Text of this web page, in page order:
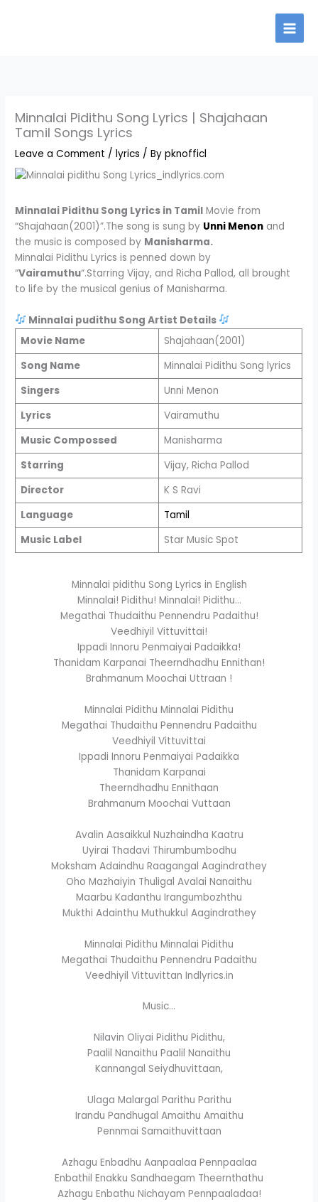
Minnalai Pidithu Song Lyrics | Shajahaan
Tamil Songs Lyrics
Leave a Comment /lyrics / Bypknofficl
Minnalai Pidithu Song Lyrics in Tamil Movie from
“Shajahaan(2001)”.The song is sung by Unni Menon and
the music is composed by Manisharma.
Minnalai Pidithu Lyrics is penned down by
“Vairamuthu“.Starring Vijay, and Richa Pallod, all brought
to life by the musical genius of Manisharma.
Minnalai pudithu Song Artist Details
Movie Name
Shajahaan(2001)
Song Name
Minnalai Pidithu Song lyrics
Singers
Unni Menon
Lyrics
Vairamuthu
Music Compossed
Manisharma
Starring
Vijay, Richa Pallod
Director
K S Ravi
Language
Tamil
Music Label
Star Music Spot
Minnalai pidithu Song Lyrics in English
Minnalai! Pidithu! Minnalai! Pidithu…
Megathai Thudaithu Pennendru Padaithu!
Veedhiyil Vittuvittai!
Ippadi Innoru Penmaiyai Padaikka!
Thanidam Karpanai Theerndhadhu Ennithan!
Brahmanum Moochai Uttraan !
Minnalai Pidithu Minnalai Pidithu
Megathai Thudaithu Pennendru Padaithu
Veedhiyil Vittuvittai
Ippadi Innoru Penmaiyai Padaikka
Thanidam Karpanai
Theerndhadhu Ennithaan
Brahmanum Moochai Vuttaan
Avalin Aasaikkul Nuzhaindha Kaatru
Uyirai Thadavi Thirumbumbodhu
Moksham Adaindhu Raagangal Aagindrathey
Oho Mazhaiyin Thuligal Avalai Nanaithu
Maarbu Kadanthu Irangumbozhthu
Mukthi Adainthu Muthukkul Aagindrathey
Minnalai Pidithu Minnalai Pidithu
Megathai Thudaithu Pennendru Padaithu
Veedhiyil Vittuvittan Indlyrics.in
Music…
Nilavin Oliyai Pidithu Pidithu,
Paalil Nanaithu Paalil Nanaithu
Kannangal Seiydhuvittaan,
Ulaga Malargal Parithu Parithu
Irandu Pandhugal Amaithu Amaithu
Pennmai Samaithuvittaan
Azhagu Enbadhu Aanpaalaa Pennpaalaa
Enbathil Enakku Sandhaegam Theernthathu
Azhagu Enbathu Nichayam Pennpaaladaa!